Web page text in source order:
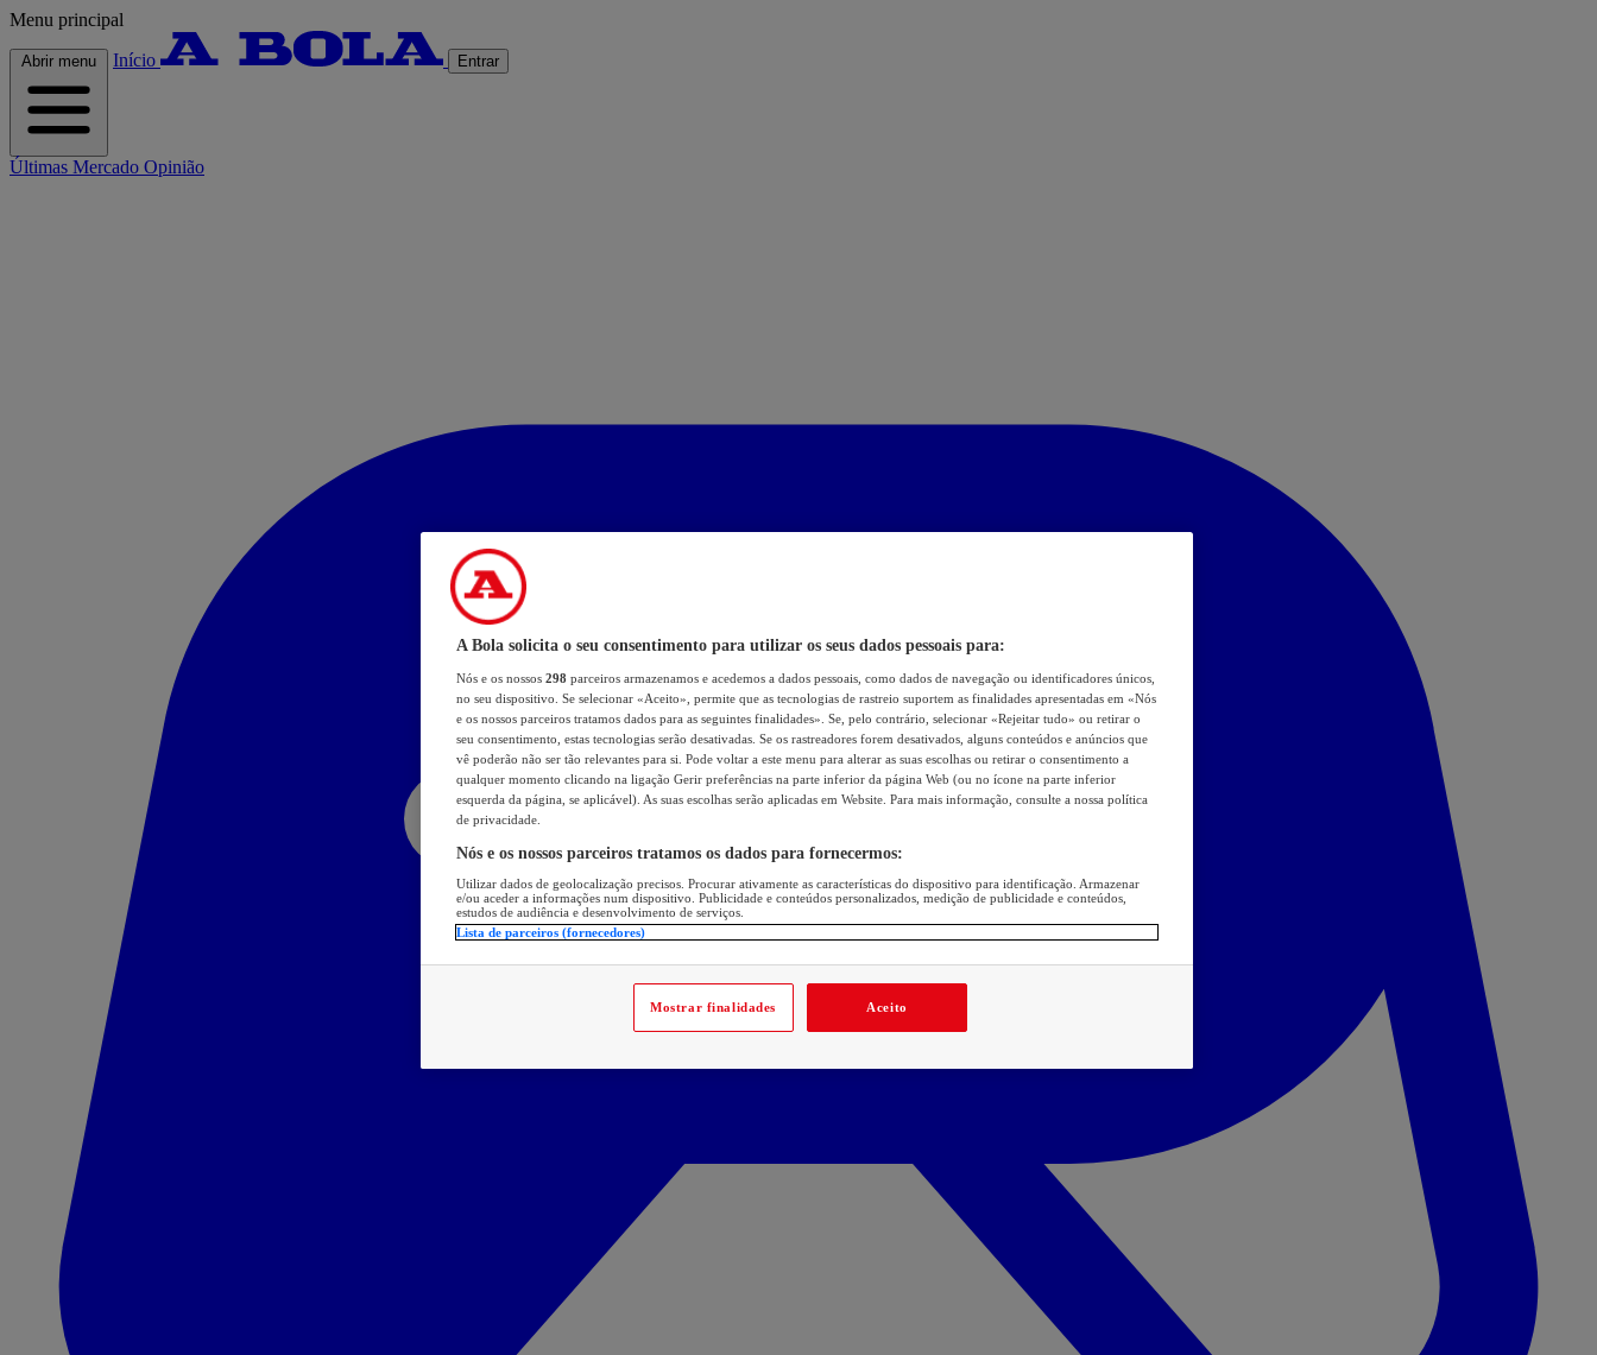
Menu principal
Abrir menu Início Entrar
Últimas Mercado Opinião
A Bola solicita o seu consentimento para utilizar os seus dados pessoais para:
Nós e os nossos 298 parceiros armazenamos e acedemos a dados pessoais, como dados de navegação ou identificadores únicos,
no seu dispositivo. Se selecionar «Aceito», permite que as tecnologias de rastreio suportem as finalidades apresentadas em «Nós
e os nossos parceiros tratamos dados para as seguintes finalidades». Se, pelo contrário, selecionar «Rejeitar tudo» ou retirar o
seu consentimento, estas tecnologias serão desativadas. Se os rastreadores forem desativados, alguns conteúdos e anúncios que
vê poderão não ser tão relevantes para si. Pode voltar a este menu para alterar as suas escolhas ou retirar o consentimento a
qualquer momento clicando na ligação Gerir preferências na parte inferior da página Web (ou no ícone na parte inferior
esquerda da página, se aplicável). As suas escolhas serão aplicadas em Website. Para mais informação, consulte a nossa política
de privacidade.
Nós e os nossos parceiros tratamos os dados para fornecermos:
Utilizar dados de geolocalização precisos. Procurar ativamente as características do dispositivo para identificação. Armazenar
e/ou aceder a informações num dispositivo. Publicidade e conteúdos personalizados, medição de publicidade e conteúdos,
estudos de audiência e desenvolvimento de serviços.
Lista de parceiros (fornecedores)
Mostrar finalidades Aceito